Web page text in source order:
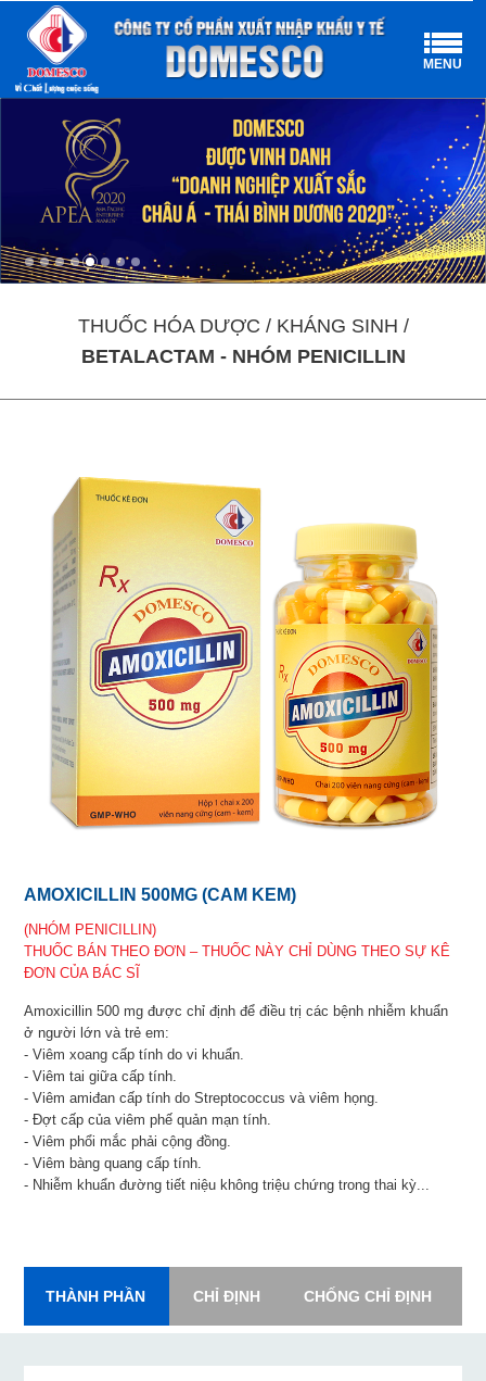
MENU
THUỐC HÓA DƯỢC / KHÁNG SINH /
BETALACTAM - NHÓM PENICILLIN
AMOXICILLIN 500MG (CAM KEM)
(NHÓM PENICILLIN)
THUỐC BÁN THEO ĐƠN – THUỐC NÀY CHỈ DÙNG THEO SỰ KÊ
ĐƠN CỦA BÁC SĨ
Amoxicillin 500 mg được chỉ định để điều trị các bệnh nhiễm khuẩn
ở người lớn và trẻ em:
- Viêm xoang cấp tính do vi khuẩn.
- Viêm tai giữa cấp tính.
- Viêm amiđan cấp tính do Streptococcus và viêm họng.
- Đợt cấp của viêm phế quản mạn tính.
- Viêm phổi mắc phải cộng đồng.
- Viêm bàng quang cấp tính.
- Nhiễm khuẩn đường tiết niệu không triệu chứng trong thai kỳ...
THÀNH PHẦN CHỈ ĐỊNH CHỐNG CHỈ ĐỊNH